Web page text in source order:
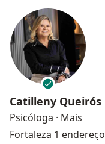
Catilleny Queirós
Psicóloga · Mais
Fortaleza 1 endereço